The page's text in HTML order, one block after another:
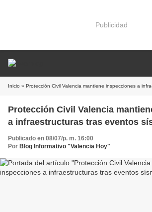
Publicidad
Inicio » Protección Civil Valencia mantiene inspecciones a
Protección Civil Valencia
a infraestructuras tras eventos
Publicado en 08/07/p. m. 16:00
Por Blog Informativo "Valencia Hoy"